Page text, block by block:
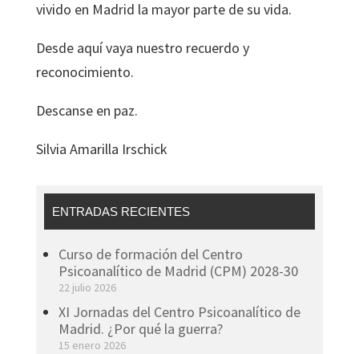
vivido en Madrid la mayor parte de su vida.
Desde aquí vaya nuestro recuerdo y
reconocimiento.
Descanse en paz.
Silvia Amarilla Irschick
ENTRADAS RECIENTES
Curso de formación del Centro
Psicoanalítico de Madrid (CPM) 2028-30
22 julio 2026
XI Jornadas del Centro Psicoanalítico de
Madrid. ¿Por qué la guerra?
15 enero 2026